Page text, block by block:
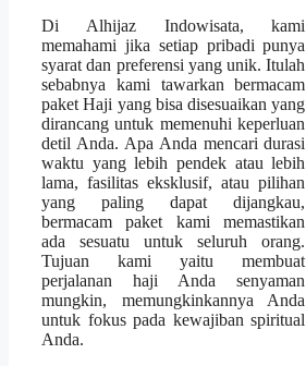
Di Alhijaz Indowisata, kami
memahami jika setiap pribadi punya
syarat dan preferensi yang unik. Itulah
sebabnya kami tawarkan bermacam
paket Haji yang bisa disesuaikan yang
dirancang untuk memenuhi keperluan
detil Anda. Apa Anda mencari durasi
waktu yang lebih pendek atau lebih
lama, fasilitas eksklusif, atau pilihan
yang paling dapat dijangkau,
bermacam paket kami memastikan
ada sesuatu untuk seluruh orang.
Tujuan kami yaitu membuat
perjalanan haji Anda senyaman
mungkin, memungkinkannya Anda
untuk fokus pada kewajiban spiritual
Anda.